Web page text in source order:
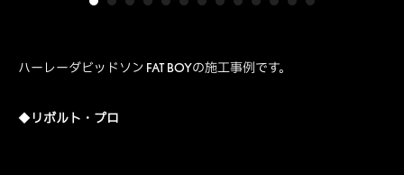
ハーレーダビッドソン FAT BOYの施工事例です。
◆リボルト・プロ